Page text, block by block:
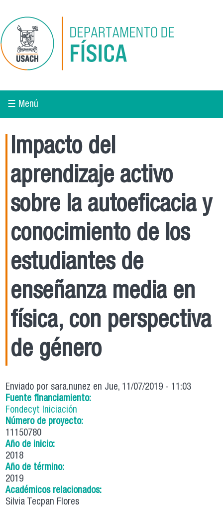
☰ Menú
Impacto del
aprendizaje activo
sobre la autoeficacia y
conocimiento de los
estudiantes de
enseñanza media en
física, con perspectiva
de género
Enviado porsara.nunez en Jue, 11/07/2019 - 11:03
Fuente financiamiento:
Fondecyt Iniciación
Número de proyecto:
11150780
Año de inicio:
2018
Año de término:
2019
Académicos relacionados:
Silvia Tecpan Flores